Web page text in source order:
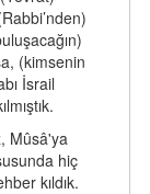
(kimsenin
İsrail
Mûsâ'ya
hiç
kıldık.